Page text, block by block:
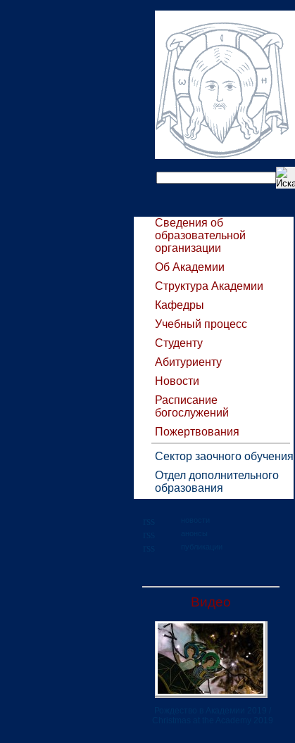
Сведения об
образовательной
организации
Об Академии
Структура Академии
Кафедры
Учебный процесс
Студенту
Абитуриенту
Новости
Расписание
богослужений
Пожертвования
Сектор заочного обучения
Отдел дополнительного
образования
Видео